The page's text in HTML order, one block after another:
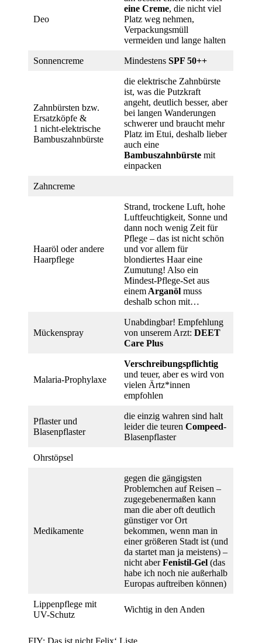
Deo
eine Creme, die nicht viel
Platz weg nehmen,
Verpackungsmüll
vermeiden und lange halten
Sonnencreme Mindestens SPF 50++
Zahnbürsten bzw.
Ersatzköpfe &
1 nicht-elektrische
Bambuszahnbürste
die elektrische Zahnbürste
ist, was die Putzkraft
angeht, deutlich besser, aber
bei langen Wanderungen
schwerer und braucht mehr
Platz im Etui, deshalb lieber
auch eine
Bambuszahnbürste mit
einpacken
Zahncreme
Haaröl oder andere
Haarpflege
Strand, trockene Luft, hohe
Luftfeuchtigkeit, Sonne und
dann noch wenig Zeit für
Pflege – das ist nicht schön
und vor allem für
blondiertes Haar eine
Zumutung! Also ein
Mindest-Pflege-Set aus
einem Arganöl muss
deshalb schon mit…
Mückenspray
Unabdingbar! Empfehlung
von unserem Arzt: DEET
Care Plus
Malaria-Prophylaxe
Verschreibungspflichtig
und teuer, aber es wird von
vielen Ärtz*innen
empfohlen
Pflaster und
Blasenpflaster
die einzig wahren sind halt
leider die teuren Compeed-
Blasenpflaster
Ohrstöpsel
Medikamente
gegen die gängigsten
Problemchen auf Reisen –
zugegebenermaßen kann
man die aber oft deutlich
günstiger vor Ort
bekommen, wenn man in
einer größeren Stadt ist (und
da startet man ja meistens) –
nicht aberFenistil-Gel (das
habe ich noch nie außerhalb
Europas auftreiben können)
Lippenpflege mit
UV-Schutz
Wichtig in den Anden
FIY: Das ist nicht Felix‘ Liste